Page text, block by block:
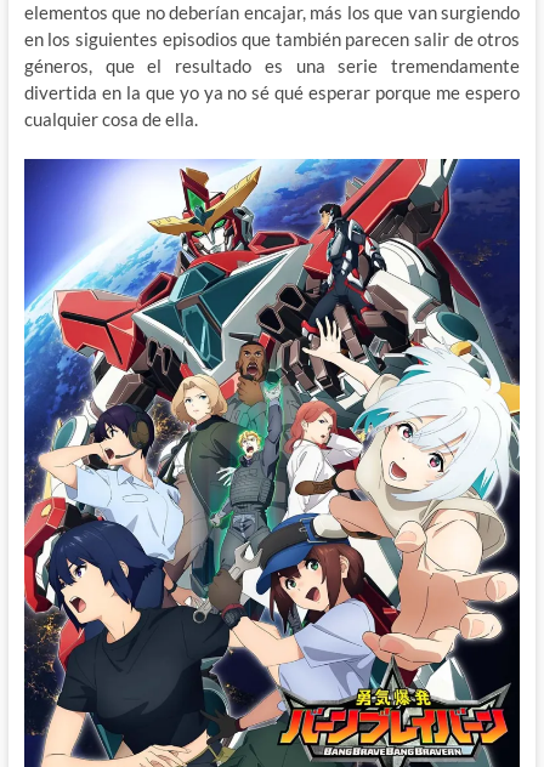
elementos que no deberían encajar, más los que van surgiendo
en los siguientes episodios que también parecen salir de otros
géneros, que el resultado es una serie tremendamente
divertida en la que yo ya no sé qué esperar porque me espero
cualquier cosa de ella.